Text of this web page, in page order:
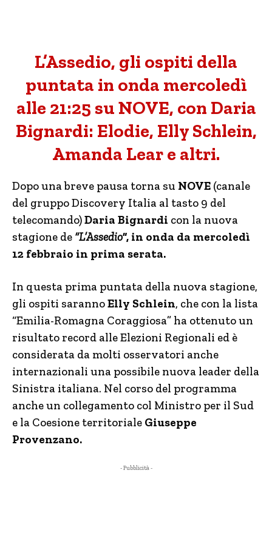
L’Assedio, gli ospiti della
puntata in onda mercoledì
alle 21:25 su NOVE, con Daria
Bignardi: Elodie, Elly Schlein,
Amanda Lear e altri.
Dopo una breve pausa torna su NOVE (canale
del gruppo Discovery Italia al tasto 9 del
telecomando)Daria Bignardi con la nuova
stagione de “L’Assedio”, in onda da mercoledì
12 febbraio in prima serata.
In questa prima puntata della nuova stagione,
gli ospiti sarannoElly Schlein, che con la lista
“Emilia-Romagna Coraggiosa” ha ottenuto un
risultato record alle Elezioni Regionali ed è
considerata da molti osservatori anche
internazionali una possibile nuova leader della
Sinistra italiana. Nel corso del programma
anche un collegamento col Ministro per il Sud
e la Coesione territoriale Giuseppe
Provenzano.
- Pubblicità -